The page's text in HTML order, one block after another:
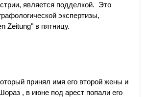
является подделкой. Это
экспертизы,
Zeitung" в пятницу.
принял имя его второй жены и
, в июне под арест попали его